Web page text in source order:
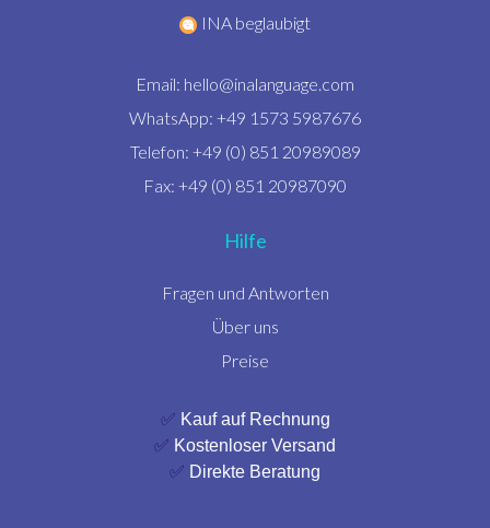
INA beglaubigt
Email: hello@inalanguage.com
WhatsApp: +49 1573 5987676
Telefon: +49 (0) 851 20989089
Fax: +49 (0) 851 20987090
Hilfe
Fragen und Antworten
Über uns
Preise
✅ Kauf auf Rechnung
✅ Kostenloser Versand
✅ Direkte Beratung